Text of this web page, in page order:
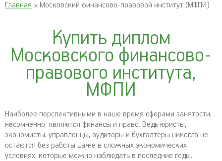
Главная » Московский финансово-правовой институт (МФПИ)
Купить диплом
Московского финансово-
правового института,
МФПИ
Наиболее перспективными в наше время сферами занятости,
несомненно, являются финансы и право. Ведь юристы,
экономисты, управленцы, аудиторы и бухгалтеры никогда не
остаются без работы даже в сложных экономических
условиях, которые можно наблюдать в последние годы.